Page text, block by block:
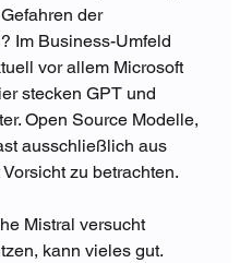
der
Im Business-Umfeld
vor allem Microsoft
stecken GPT und
Open Source Modelle,
ausschließlich aus
zu betrachten.
Mistral versucht
kann vieles gut.